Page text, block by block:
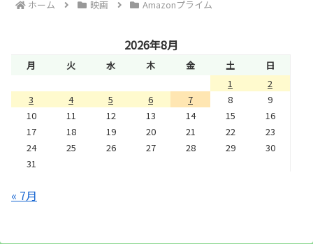
ホーム 映画 Amazonプライム
2026年8月
月 火 水 木 金 土
日
1
2
3
4 5 6 7 8
9
10
11 12 13 14 15
16
17
18 19 20 21 22
23
24
25 26 27 28 29
30
31
« 7月